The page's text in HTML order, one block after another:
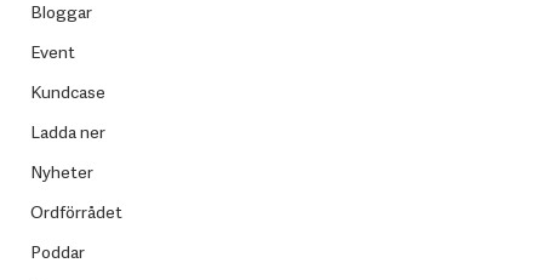
Bloggar
Event
Kundcase
Ladda ner
Nyheter
Ordförrådet
Poddar